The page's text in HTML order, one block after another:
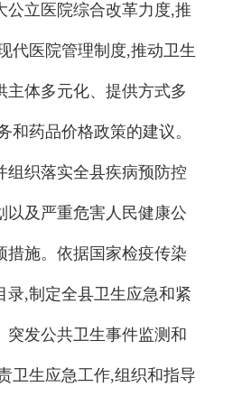
公立医院综合改革力度,推
代医院管理制度,推动卫生
主体多元化、提供方式多
和药品价格政策的建议。
组织落实全县疾病预防控
以及严重危害人民健康公
措施。依据国家检疫传染
录,制定全县卫生应急和紧
突发公共卫生事件监测和
卫生应急工作,组织和指导